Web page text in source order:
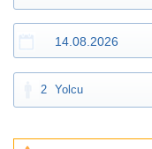
2 Yolcu